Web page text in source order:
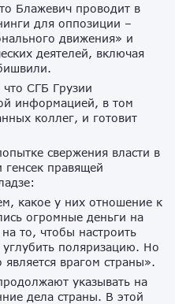
Блажевич проводит в
для оппозиции –
движения» и
деятелей, включая
СГБ Грузии
информацией, в том
коллег, и готовит
свержения власти в
правящей
какое у них отношение к
огромные деньги на
то, чтобы настроить
поляризацию. Но
является врагом страны».
указывать на
дела страны. В этой